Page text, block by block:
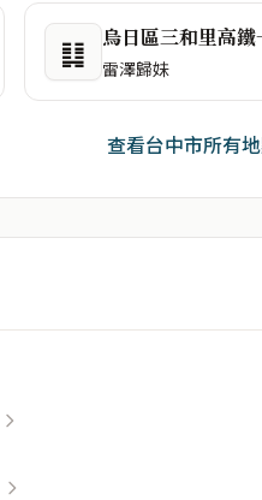
䷆ 烏日區三和里高鐵
雷澤歸妹
查看台中市所有